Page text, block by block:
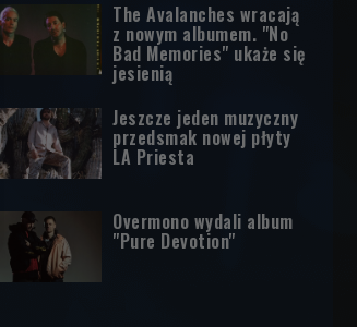
The Avalanches wracają
z nowym albumem. "No
Bad Memories" ukaże się
jesienią
Jeszcze jeden muzyczny
przedsmak nowej płyty
LA Priesta
Overmono wydali album
"Pure Devotion"